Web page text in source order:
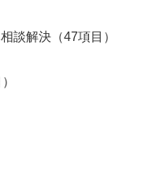
談解決（47項目）